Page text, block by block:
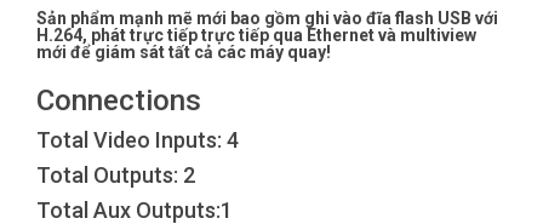
Sản phẩm mạnh mẽ mới bao gồm ghi vào đĩa flash USB với
H.264, phát trực tiếp trực tiếp qua Ethernet và multiview
mới để giám sát tất cả các máy quay!
Connections
Total Video Inputs: 4
Total Outputs: 2
Total Aux Outputs:1